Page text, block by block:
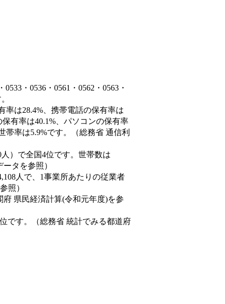
・0536・0561・0562・0563・
率は28.4%、携帯電話の保有率は
有率は40.1%、パソコンの保有率
帯率は5.9%です。（総務省 通信利
人）で全国4位です。世帯数は
タを参照）
人で、1事業所あたりの従業者
照）
県民経済計算(令和元年度)を参
です。（総務省 統計でみる都道府